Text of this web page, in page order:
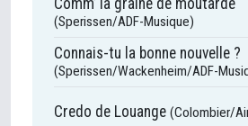
Comm’ la graine de moutarde
(Sperissen/ADF-Musique)
Connais-tu la bonne nouvelle ?
(Sperissen/Wackenheim/ADF-
Credo de Louange (Colombier/